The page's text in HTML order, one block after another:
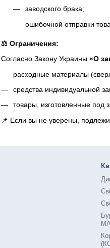
заводского брака;
ошибочной отправки
⚖️ Ограничения:
Согласно Закону Украины «О
расходные материалы
средства индивидуальной
товары, изготовленные под
📌 Если вы не уверены,